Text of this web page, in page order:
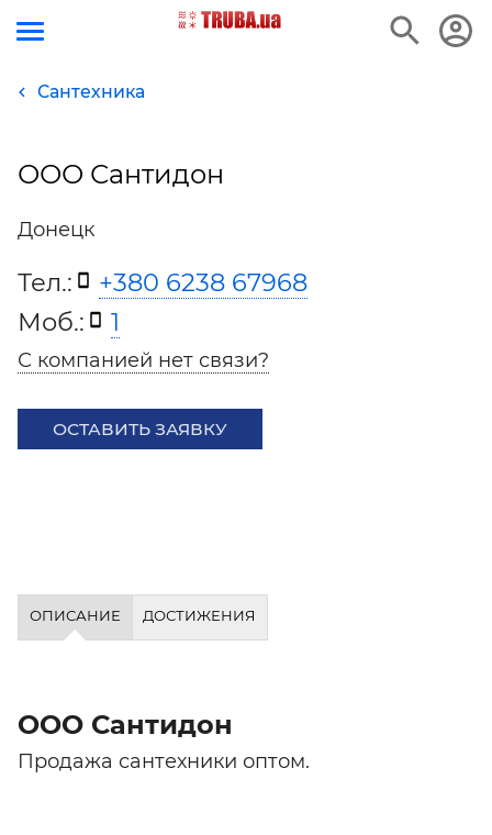
Сантехника
ООО Сантидон
Донецк
Тел.:
+380 6238 67968
Моб.:
1
С компанией нет связи?
ОСТАВИТЬ ЗАЯВКУ
ОПИСАНИЕ ДОСТИЖЕНИЯ
ООО Сантидон
Продажа сантехники оптом.